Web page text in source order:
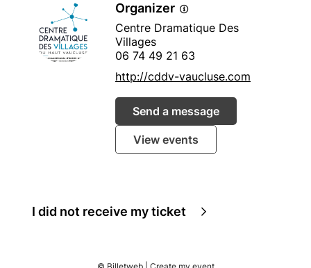
Organizer
Centre Dramatique Des
Villages
06 74 49 21 63
http://cddv-vaucluse.com
Send a message
View events
I did not receive my ticket